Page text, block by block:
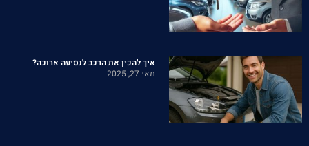
איך להכין את הרכב לנסיעה ארוכה?
מאי 27, 2025